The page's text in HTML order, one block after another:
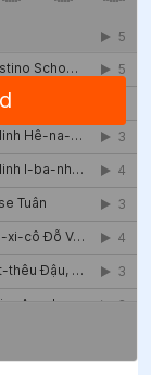
cô-ta
ni
lê
các bạn tử
ti